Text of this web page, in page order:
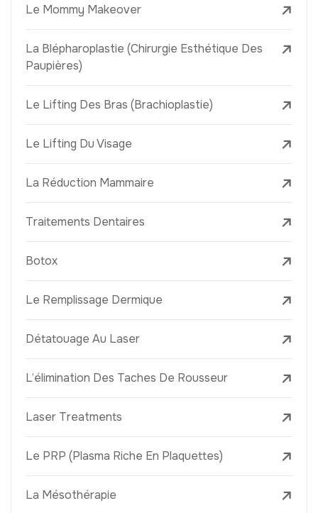
Le Mommy Makeover
La Blépharoplastie (Chirurgie Esthétique Des
Paupières)
Le Lifting Des Bras (Brachioplastie)
Le Lifting Du Visage
La Réduction Mammaire
Traitements Dentaires
Botox
Le Remplissage Dermique
Détatouage Au Laser
L’élimination Des Taches De Rousseur
Laser Treatments
Le PRP (Plasma Riche En Plaquettes)
La Mésothérapie